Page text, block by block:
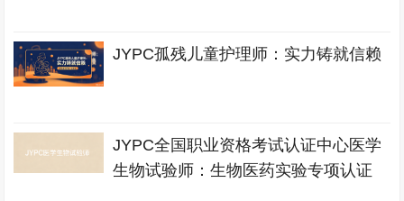
JYPC孤残儿童护理师：实力铸就信赖
JYPC全国职业资格考试认证中心医学
生物试验师：生物医药实验专项认证